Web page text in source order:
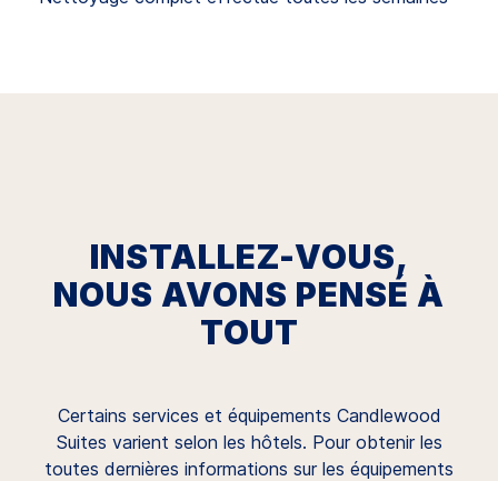
INSTALLEZ-VOUS,
NOUS AVONS PENSÉ À
TOUT
Certains services et équipements Candlewood
Suites varient selon les hôtels. Pour obtenir les
toutes dernières informations sur les équipements